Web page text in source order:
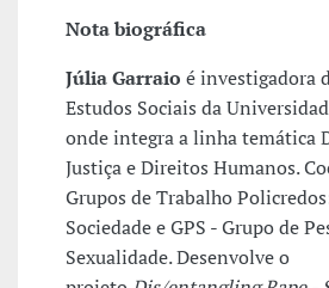
Nota biográfica
Júlia Garraio é investigadora
Estudos Sociais da
onde integra a linha temática
Justiça e Direitos Humanos.
Grupos de Trabalho
Sociedade e GPS - Grupo de
Sexualidade. Desenvolve o